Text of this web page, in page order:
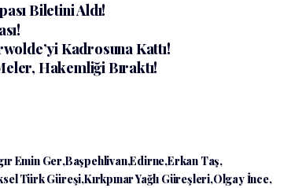
Biletini Aldı!
Kadrosuna Kattı!
Hakemliği Bıraktı!
Emin Ger Başpehlivan Edirne Erkan Taş
Türk Güreşi Kırkpınar Yağlı Güreşleri Olgay İnce